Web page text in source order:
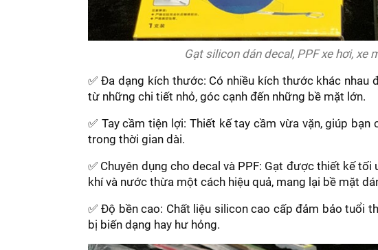
Gạt silicon dán decal, PPF xe hơi, xe
✅ Đa dạng kích thước: Có nhiều kích thước khác nhau
từ những chi tiết nhỏ, góc cạnh đến những bề mặt lớn.
✅ Tay cầm tiện lợi: Thiết kế tay cầm vừa vặn, giúp
trong thời gian dài.
✅ Chuyên dụng cho decal và PPF: Gạt được thiết kế
khí và nước thừa một cách hiệu quả, mang lại bề mặt
✅ Độ bền cao: Chất liệu silicon cao cấp đảm bảo tuổi
bị biến dạng hay hư hỏng.